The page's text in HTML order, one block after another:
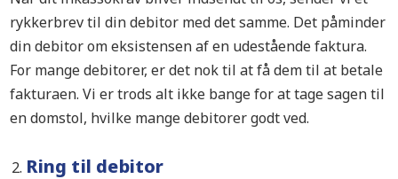
rykkerbrev til din debitor med det samme. Det påminder
din debitor om eksistensen af en udestående faktura.
For mange debitorer, er det nok til at få dem til at betale
fakturaen. Vi er trods alt ikke bange for at tage sagen til
en domstol, hvilke mange debitorer godt ved.
Ring til debitor